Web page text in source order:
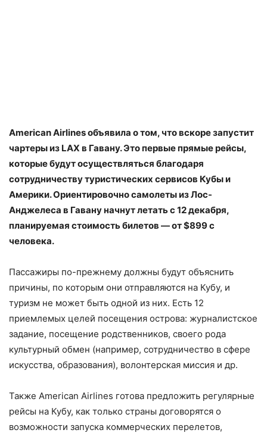
American Airlines объявила о том, что вскоре запустит
чартеры из LAX в Гавану. Это первые прямые рейсы,
которые будут осуществляться благодаря
сотрудничеству туристических сервисов Кубы и
Америки. Ориентировочно самолеты из Лос-
Анджелеса в Гавану начнут летать с 12 декабря,
планируемая стоимость билетов — от $899 с
человека.
Пассажиры по-прежнему должны будут объяснить
причины, по которым они отправляются на Кубу, и
туризм не может быть одной из них. Есть 12
приемлемых целей посещения острова: журналистское
задание, посещение родственников, своего рода
культурный обмен (например, сотрудничество в сфере
искусства, образования), волонтерская миссия и др.
Также American Airlines готова предложить регулярные
рейсы на Кубу, как только страны договорятся о
возможности запуска коммерческих перелетов,